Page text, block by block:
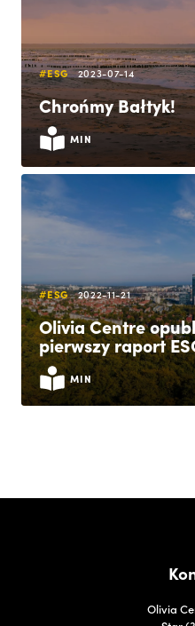
#ESG 2023-07-14
Chrońmy Bałtyk!
MIN
#ESG 2022-11-21
Olivia Centre
pierwszy raport
MIN
Olivia